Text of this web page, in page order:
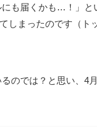
も届くかも…！」
しまったのです（ト
のでは？と思い、4